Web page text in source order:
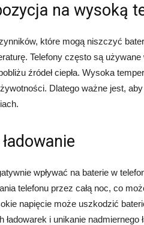
na wysoką
które mogą niszczyć
Telefony często są
źródeł ciepła. Wysoka
Dlatego ważne jest,
wpływać na baterie w
telefonu przez całą noc, co
napięcie może uszkodzić
i unikanie nadmiernego